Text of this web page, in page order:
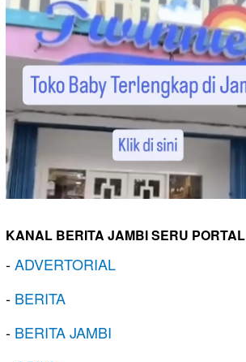
KANAL BERITA JAMBI SERU PORTAL
-ADVERTORIAL
- BERITA
- BERITA JAMBI